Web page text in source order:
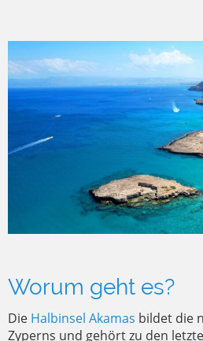
Worum geht es?
Die Halbinsel Akamas bildet die
Zyperns und gehört zu den